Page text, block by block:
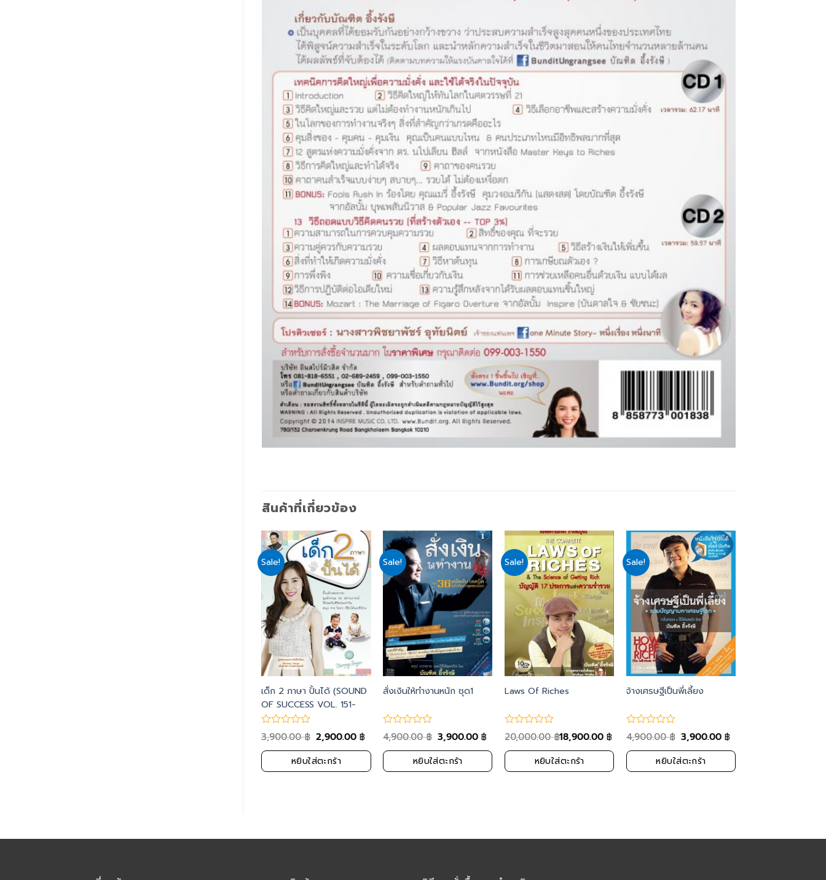
สินค้าที่เกี่ยวข้อง
Sale!
Add
to
wishlist
เด็ก 2 ภาษา ปั้นได้ (SOUND
OF SUCCESS VOL. 151-
152)
3,900.00฿ 2,900.00฿
หยิบใส่ตะกร้า
Sale!
Add
to
wishlist
สั่งเงินให้ทำงานหนัก ชุด1
4,900.00฿ 3,900.00฿
หยิบใส่ตะกร้า
Sale!
Add
to
wishlist
Laws Of Riches
20,000.00฿18,900.00฿
หยิบใส่ตะกร้า
Sale!
Add
to
wishlist
จ้างเศรษฐีเป็นพี่เลี้ยง
4,900.00฿ 3,900.00฿
หยิบใส่ตะกร้า